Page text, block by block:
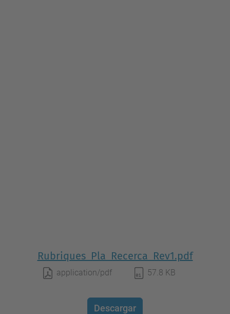
Rubriques_Pla_Recerca_Rev1.pdf
application/pdf 57.8 KB
Descargar